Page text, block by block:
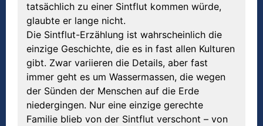
tatsächlich zu einer Sintflut kommen würde,
glaubte er lange nicht.
Die Sintflut-Erzählung ist wahrscheinlich die
einzige Geschichte, die es in fast allen Kulturen
gibt. Zwar variieren die Details, aber fast
immer geht es um Wassermassen, die wegen
der Sünden der Menschen auf die Erde
niedergingen. Nur eine einzige gerechte
Familie blieb von der Sintflut verschont – von